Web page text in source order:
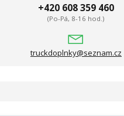
+420 608 359 460
(Po-Pá, 8-16 hod.)
truckdoplnky@seznam.cz